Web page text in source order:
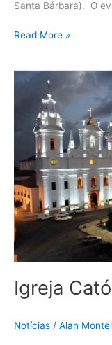
Santa Bárbara). O
Read More »
Igreja
Notícias / Alan
Igreja
Católica
COP30